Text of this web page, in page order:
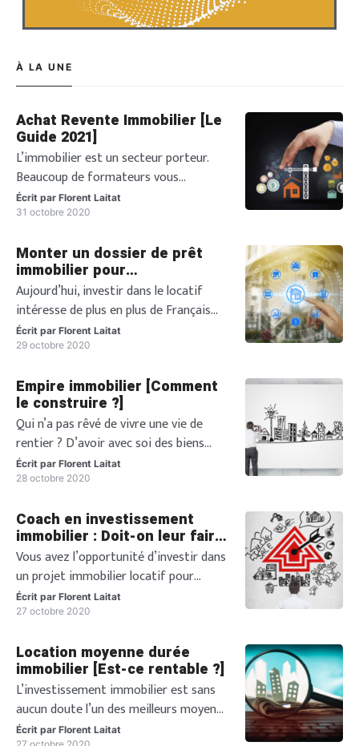
À LA UNE
Achat Revente Immobilier [Le
Guide 2021]
L’immobilier est un secteur porteur.
Beaucoup de formateurs vous
expliquent l’intérêt de faire de
l’investissement locatif avec des biens
expliquent l’utilité du cash-flow positif
pour bien gagner sa vie. Mais très peu
de personnes vous parlent de la
technique d’achat revente immobilier
qui pourtant peut vous faire gagner
énormément d’argent. Ces […]
Écrit par Florent Laitat
31 octobre 2020
Monter un dossier de prêt
immobilier pour
investissement locatif
Aujourd’hui, investir dans le locatif
intéresse de plus en plus de Français
car c’est un des secteurs les plus
rentables et lucratifs de notre pays, à
De plus, vous devrez monter un dossier
de prêt immobilier pour
investissement locatif d’une qualité
irréprochable pour investir à l’aide des
banques. […]
Écrit par Florent Laitat
29 octobre 2020
Empire immobilier [Comment
le construire ?]
Qui n’a pas rêvé de vivre une vie de
rentier ? D’avoir avec soi des biens
immobiliers partout en France ou en
Europe, de pouvoir y habiter, de
? Aujourd’hui, le contexte économique
national et mondial est instable. 2020
restera une année marquante. Mais le
secteur immobilier continue […]
Écrit par Florent Laitat
28 octobre 2020
Coach en investissement
immobilier : Doit-on leur faire
confiance ?
Vous avez l’opportunité d’investir dans
un projet immobilier locatif pour
assurer la pérennité de votre
patrimoine personnel mais vous n’avez
options s’offrent à vous. Vous pouvez
définir vous-même le cadre de votre
projet d’investissement immobilier et
faire ponctuellement appel à un coach
en investissement immobilier pour
Écrit par Florent Laitat
27 octobre 2020
Location moyenne durée
immobilier [Est-ce rentable ?]
L’investissement immobilier est sans
aucun doute l’un des meilleurs moyens
pour réussir à générer des revenus
Écrit par Florent Laitat